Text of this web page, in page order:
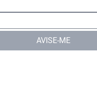
AVISE-ME